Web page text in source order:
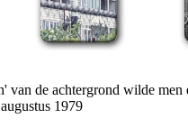
van de achtergrond wilde
1979